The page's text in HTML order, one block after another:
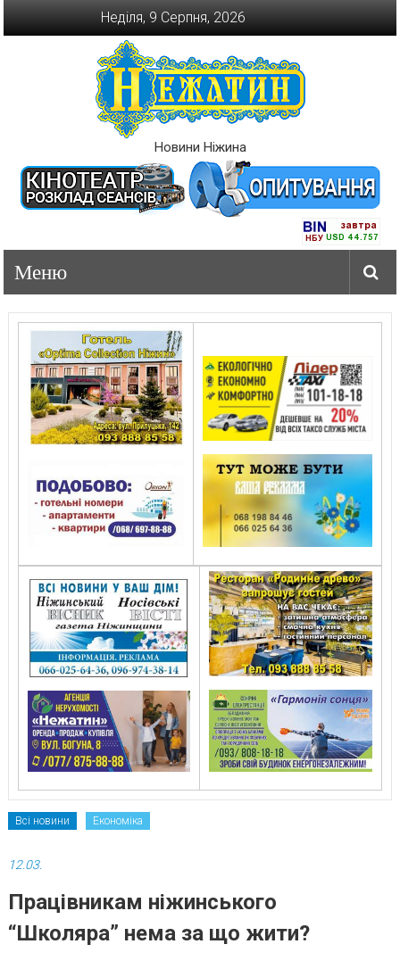
Неділя, 9 Серпня, 2026
Новини Ніжина
Всі новини Економіка
12.03.
Працівникам ніжинського
“Школяра” нема за що жити?